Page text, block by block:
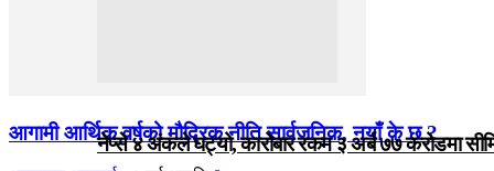
नेप्से ४ अंकले घट्यो, कारोबार रकम ३ अर्ब ७७ करोडमा
आगामी आर्थिक वर्षको मौद्रिक नीति सार्वजनिक, नयाँ के छ ?